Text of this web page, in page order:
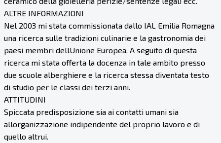
ALTRE INFORMAZIONI
Nel 2003 mi stata commissionata dallo IAL Emilia Romagna
una ricerca sulle tradizioni culinarie e la gastronomia dei
paesi membri dellUnione Europea. A seguito di questa
ricerca mi stata offerta la docenza in tale ambito presso
due scuole alberghiere e la ricerca stessa diventata testo
di studio per le classi dei terzi anni.
ATTITUDINI
Spiccata predisposizione sia ai contatti umani sia
allorganizzazione indipendente del proprio lavoro e di
quello altrui.